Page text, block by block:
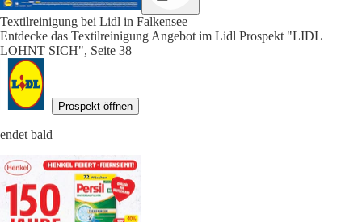
Textilreinigung bei Lidl in Falkensee
Entdecke das Textilreinigung Angebot im Lidl Prospekt "LIDL
LOHNT SICH", Seite 38
Prospekt öffnen
endet bald